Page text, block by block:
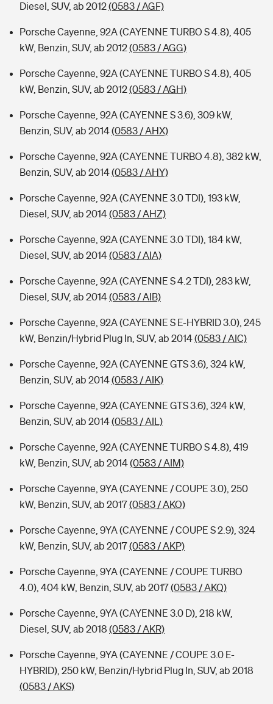
Diesel, SUV, ab 2012(0583 / AGF)
Porsche Cayenne, 92A (CAYENNE TURBO S 4.8), 405
kW, Benzin, SUV, ab 2012(0583 / AGG)
Porsche Cayenne, 92A (CAYENNE TURBO S 4.8), 405
kW, Benzin, SUV, ab 2012(0583 / AGH)
Porsche Cayenne, 92A (CAYENNE S 3.6), 309 kW,
Benzin, SUV, ab 2014(0583 / AHX)
Porsche Cayenne, 92A (CAYENNE TURBO 4.8), 382 kW,
Benzin, SUV, ab 2014(0583 / AHY)
Porsche Cayenne, 92A (CAYENNE 3.0 TDI), 193 kW,
Diesel, SUV, ab 2014(0583 / AHZ)
Porsche Cayenne, 92A (CAYENNE 3.0 TDI), 184 kW,
Diesel, SUV, ab 2014(0583 / AIA)
Porsche Cayenne, 92A (CAYENNE S 4.2 TDI), 283 kW,
Diesel, SUV, ab 2014(0583 / AIB)
Porsche Cayenne, 92A (CAYENNE S E-HYBRID 3.0), 245
kW, Benzin/Hybrid Plug In, SUV, ab 2014(0583 / AIC)
Porsche Cayenne, 92A (CAYENNE GTS 3.6), 324 kW,
Benzin, SUV, ab 2014(0583 / AIK)
Porsche Cayenne, 92A (CAYENNE GTS 3.6), 324 kW,
Benzin, SUV, ab 2014(0583 / AIL)
Porsche Cayenne, 92A (CAYENNE TURBO S 4.8), 419
kW, Benzin, SUV, ab 2014(0583 / AIM)
Porsche Cayenne, 9YA (CAYENNE / COUPE 3.0), 250
kW, Benzin, SUV, ab 2017(0583 / AKO)
Porsche Cayenne, 9YA (CAYENNE / COUPE S 2.9), 324
kW, Benzin, SUV, ab 2017(0583 / AKP)
Porsche Cayenne, 9YA (CAYENNE / COUPE TURBO
4.0), 404 kW, Benzin, SUV, ab 2017(0583 / AKQ)
Porsche Cayenne, 9YA (CAYENNE 3.0 D), 218 kW,
Diesel, SUV, ab 2018 (0583 / AKR)
Porsche Cayenne, 9YA (CAYENNE / COUPE 3.0 E-
HYBRID), 250 kW, Benzin/Hybrid Plug In, SUV, ab 2018
(0583 / AKS)